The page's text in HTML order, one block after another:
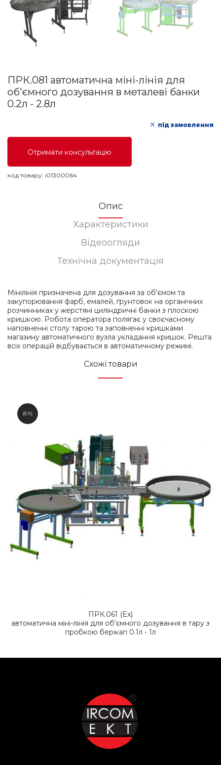
ПРК.081 автоматична міні-лінія для
об'ємного дозування в металеві банки
0.2л - 2.8л
під замовлення
Отримати консультацію
код товару: i01300064
Опис
Характеристики
Відеоогляди
Технічна документація
Мінілінія призначена для дозування за об'ємом та
закупорювання фарб, емалей, ґрунтовок на органічних
розчинниках у жерстяні циліндричні банки з плоскою
кришкою. Робота оператора полягає у своєчасному
наповненні столу тарою та заповненні кришками
магазину автоматичного вузла укладання кришок. Решта
всіх операцій відбувається в автоматичному режимі.
Схожі товари
(EX)
ПРК.061 (Ex)
автоматична міні-лінія для об'ємного дозування в тару з
пробкою берікап 0.1л - 1л